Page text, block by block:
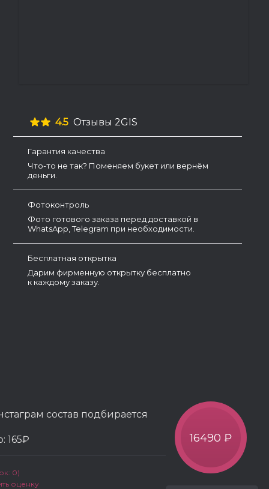
4.5 Отзывы 2GIS
Гарантия качества
Что-то не так? Поменяем букет или вернём
деньги.
Фотоконтроль
Фото готового заказа перед доставкой в
WhatsApp, Telegram при необходимости.
Бесплатная открытка
Дарим фирменную открытку бесплатно
к каждому заказу.
состав подбирается
165₽
0)
оценку
16490 ₽